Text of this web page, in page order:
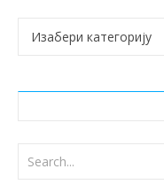
Категорије